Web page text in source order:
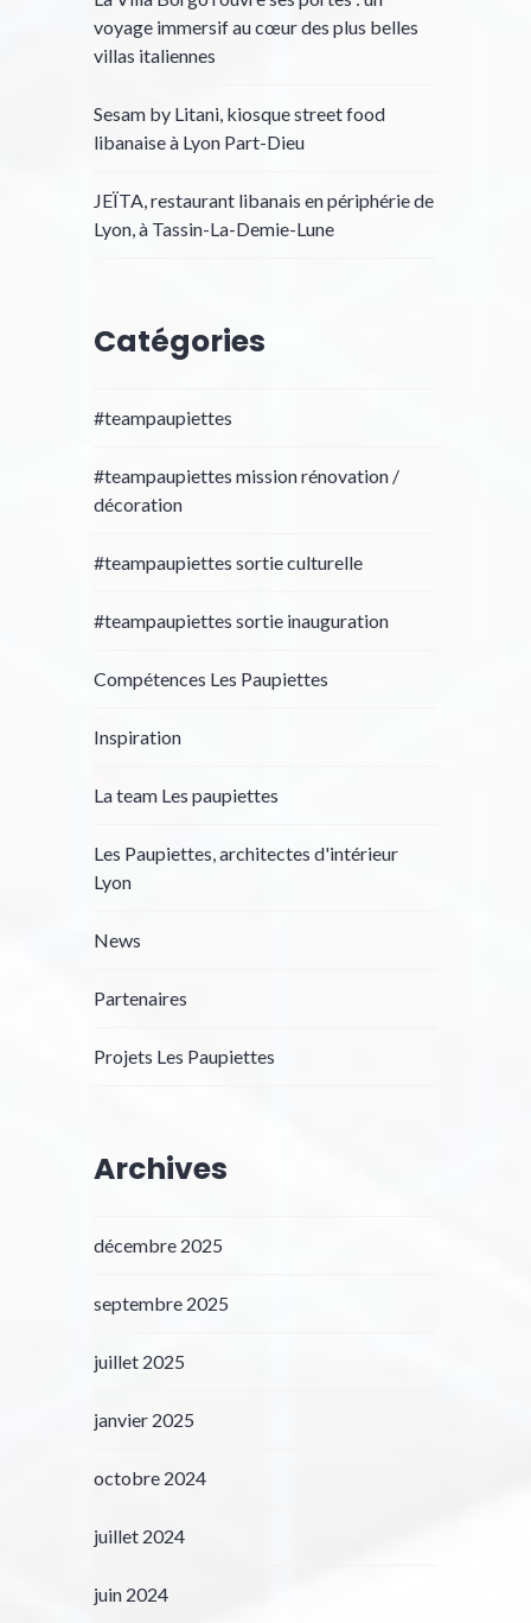
voyage immersif au cœur des plus belles
villas italiennes
Sesam by Litani, kiosque street food
libanaise à Lyon Part-Dieu
JEÏTA, restaurant libanais en périphérie de
Lyon, à Tassin-La-Demie-Lune
Catégories
#teampaupiettes
#teampaupiettes mission rénovation /
décoration
#teampaupiettes sortie culturelle
#teampaupiettes sortie inauguration
Compétences Les Paupiettes
Inspiration
La team Les paupiettes
Les Paupiettes, architectes d'intérieur
Lyon
News
Partenaires
Projets Les Paupiettes
Archives
décembre 2025
septembre 2025
juillet 2025
janvier 2025
octobre 2024
juillet 2024
juin 2024